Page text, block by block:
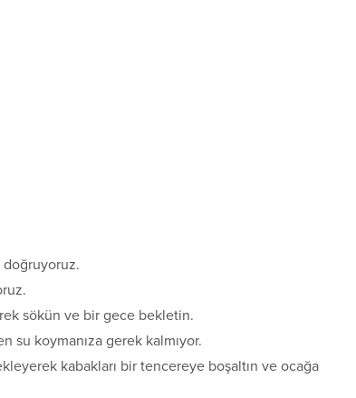
sökün ve bir gece bekletin.
su koymanıza gerek kalmıyor.
kabakları bir tencereye boşaltın ve ocağa